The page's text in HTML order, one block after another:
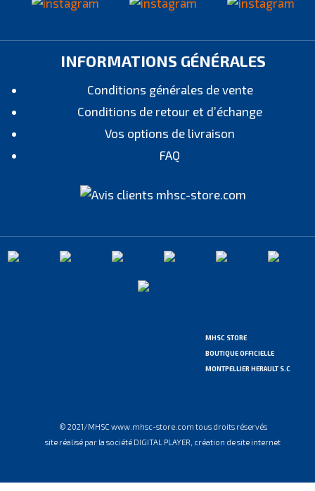
INFORMATIONS GÉNÉRALES
Conditions générales de vente
Conditions de retour et d’échange
Vos options de livraison
FAQ
MHSC STORE
BOUTIQUE OFFICIELLE
MONTPELLIER HERAULT S.C
© 2021/MHSC www.mhsc-store.com tous droits réservés
site réalisé par la société DIGITAL PLAYER, création de site internet